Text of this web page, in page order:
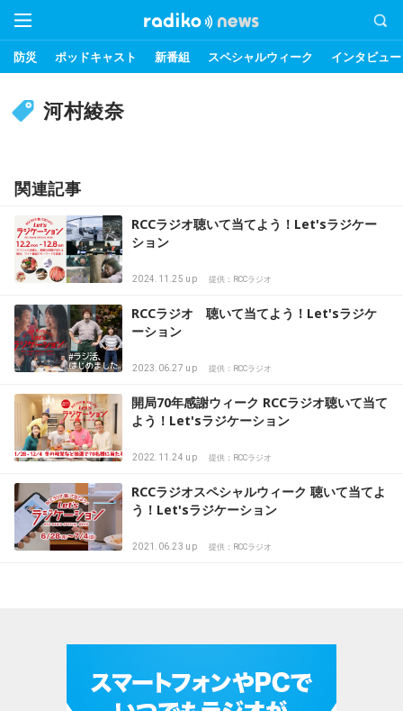
防災 ポッドキャスト 新番組 スペシャルウィーク インタビュー
河村綾奈
関連記事
RCCラジオ聴いて当てよう！Let'sラジケー
ション
2024.11.25 up 提供：RCCラジオ
RCCラジオ 聴いて当てよう！Let'sラジケ
ーション
2023.06.27 up 提供：RCCラジオ
開局70年感謝ウィーク RCCラジオ聴いて当て
よう！Let'sラジケーション
2022.11.24 up 提供：RCCラジオ
RCCラジオスペシャルウィーク 聴いて当てよ
う！Let'sラジケーション
2021.06.23 up 提供：RCCラジオ